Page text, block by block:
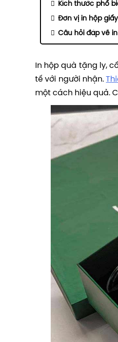
Kích thước phổ
Đơn vị in hộp
Câu hỏi đáp về
In hộp quà tặng ly,
tế với người nhận.
một cách hiệu quả.